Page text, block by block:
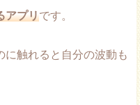
アプリです。
に触れると自分の波動も